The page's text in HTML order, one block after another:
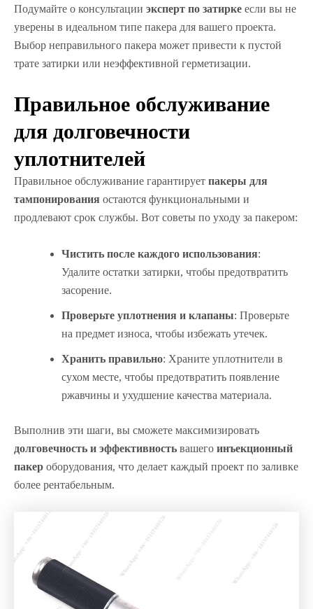
Подумайте о консультации эксперт по затирке если вы не
уверены в идеальном типе пакера для вашего проекта.
Выбор неправильного пакера может привести к пустой
трате затирки или неэффективной герметизации.
Правильное обслуживание
для долговечности
уплотнителей
Правильное обслуживание гарантирует пакеры для
тампонирования остаются функциональными и
продлевают срок службы. Вот советы по уходу за пакером:
Чистить после каждого использования:
Удалите остатки затирки, чтобы предотвратить
засорение.
Проверьте уплотнения и клапаны: Проверьте
на предмет износа, чтобы избежать утечек.
Хранить правильно: Храните уплотнители в
сухом месте, чтобы предотвратить появление
ржавчины и ухудшение качества материала.
Выполнив эти шаги, вы сможете максимизировать
долговечность и эффективность вашего инъекционный
пакер оборудования, что делает каждый проект по заливке
более рентабельным.